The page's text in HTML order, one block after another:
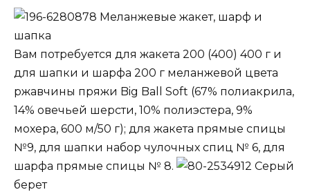
Меланжевые жакет, шарф и
шапка
Вам потребуется для жакета 200 (400) 400 г и
для шапки и шарфа 200 г меланжевой цвета
ржавчины пряжи Big Ball Soft (67% полиакрила,
14% овечьей шерсти, 10% полиэстера, 9%
мохера, 600 м/50 г); для жакета прямые спицы
№9, для шапки набор чулочных спиц № 6, для
шарфа прямые спицы № 8.
Серый
берет